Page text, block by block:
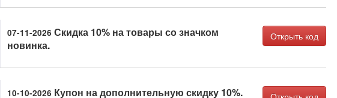
07-11-2026 Скидка 10% на товары со значком
новинка.
Открыть код
10-10-2026 Купон на дополнительную скидку 10%.